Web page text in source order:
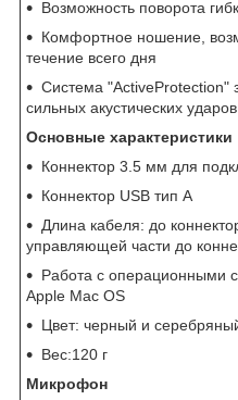
Возможность поворота
Комфортное ношение,
течение всего дня
Система "ActiveProtection"
сильных акустических ударов
Основные характеристики
Коннектор 3.5 мм для
Коннектор USB тип A
Длина кабеля: до
управляющей части до
Работа с операционными
Apple Mac OS
Цвет: черный и
Вес:120 г
Микрофон